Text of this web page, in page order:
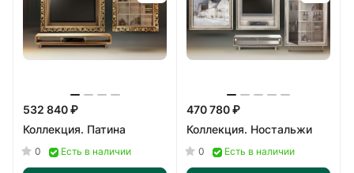
532 840 ₽
Коллекция. Патина
0 Есть в наличии
470 780 ₽
Коллекция. Ностальжи
0 Есть в наличии